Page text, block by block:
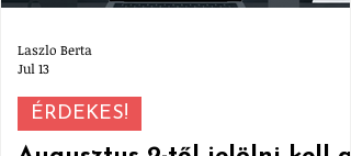
ÉRDEKES!
Laszlo Berta
Jul 13